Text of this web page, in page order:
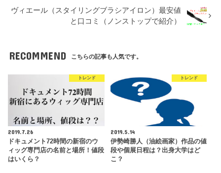
ヴィエール（スタイリングブラシアイロン）最安値
と口コミ（ノンストップで紹介）
RECOMMEND こちらの記事も人気です。
トレンド
2019.7.26
ドキュメント72時間の新宿のウ
ィッグ専門店の名前と場所！値段
はいくら？
トレンド
2019.5.14
伊勢崎勝人（油絵画家）作品の値
段や個展日程は？出身大学はど
こ？